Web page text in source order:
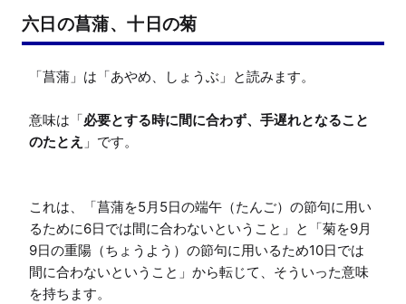
六日の菖蒲、十日の菊
「菖蒲」は「あやめ、しょうぶ」と読みます。
意味は「必要とする時に間に合わず、手遅れとなること
のたとえ 」です。
これは、「菖蒲を5月5日の端午（たんご）の節句に用い
るために6日では間に合わないということ」と「菊を9月
9日の重陽（ちょうよう）の節句に用いるため10日では
間に合わないということ」から転じて、そういった意味
を持ちます。